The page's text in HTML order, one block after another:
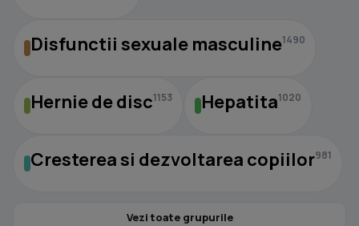
Disfunctii sexuale masculine1490
Hernie de disc1153 Hepatita1020
Cresterea si dezvoltarea copiilor981
Vezi toate grupurile